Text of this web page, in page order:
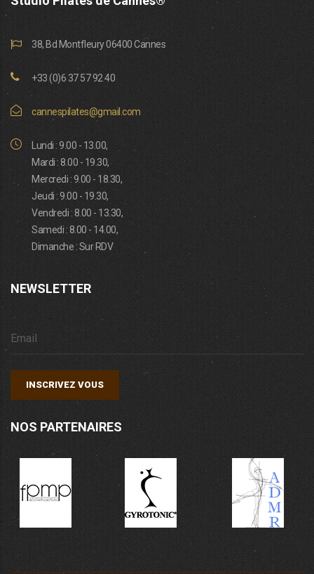
38, Bd Montfleury 06400 Cannes
+33 (0)6 37 57 92 40
cannespilates@gmail.com
Lundi : 9.00 - 13.00,
Mardi : 8.00 - 19.30,
Mercredi : 9.00 - 18.30,
Jeudi : 9.00 - 19.30,
Vendredi : 8.00 - 13.30,
Samedi : 8.00 - 14.00,
Dimanche : Sur RDV
NEWSLETTER
INSCRIVEZ VOUS
NOS PARTENAIRES